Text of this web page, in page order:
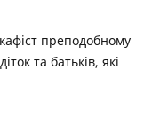
преподобному
та батьків, які